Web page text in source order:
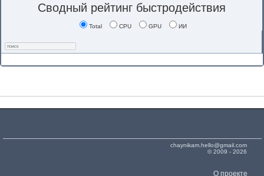
Сводный рейтинг быстродействия
Total CPU GPU ИИ
chaynikam.hello@gmail.com
© 2009 - 2026
О проекте